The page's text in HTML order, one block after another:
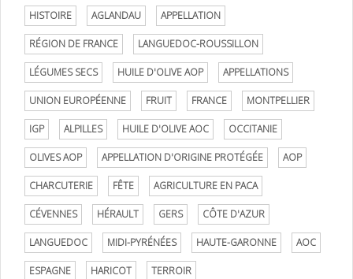
HISTOIRE AGLANDAU APPELLATION
RÉGION DE FRANCE LANGUEDOC-ROUSSILLON
LÉGUMES SECS HUILE D'OLIVE AOP APPELLATIONS
UNION EUROPÉENNE FRUIT FRANCE MONTPELLIER
IGP ALPILLES HUILE D'OLIVE AOC OCCITANIE
OLIVES AOP APPELLATION D'ORIGINE PROTÉGÉE AOP
CHARCUTERIE FÊTE AGRICULTURE EN PACA
CÉVENNES HÉRAULT GERS CÔTE D'AZUR
LANGUEDOC MIDI-PYRÉNÉES HAUTE-GARONNE AOC
ESPAGNE HARICOT TERROIR